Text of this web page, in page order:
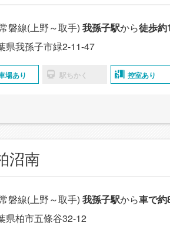
磐線(上野～取手) 我孫子駅から徒歩約
県我孫子市緑2-11-47
場あり 駅ちかく 控室あり
沼南
磐線(上野～取手) 我孫子駅から車で約
県柏市五條谷32-12